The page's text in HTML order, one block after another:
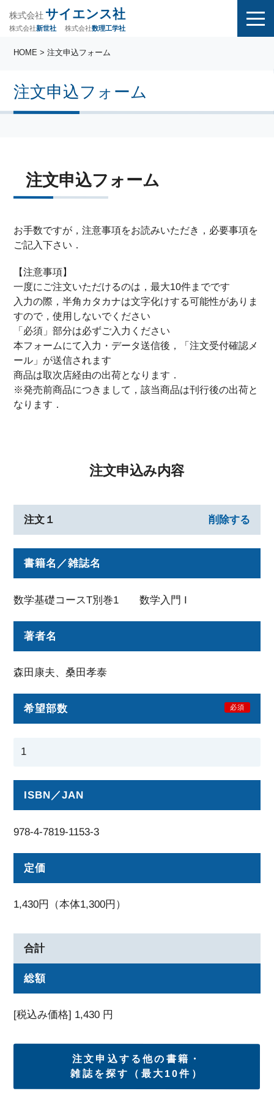
株式会社 サイエンス社
株式会社新世社 株式会社数理工学社
注文申込フォーム
HOME > 注文申込フォーム
注文申込フォーム
お手数ですが，注意事項をお読みいただき，必要事項を
ご記入下さい．
【注意事項】
一度にご注文いただけるのは，最大10件までです
入力の際，半角カタカナは文字化けする可能性がありま
すので，使用しないでください
「必須」部分は必ずご入力ください
本フォームにて入力・データ送信後，「注文受付確認メ
ール」が送信されます
商品は取次店経由の出荷となります．
※発売前商品につきまして，該当商品は刊行後の出荷と
なります．
注文申込み内容
注文１ 削除する
書籍名／雑誌名
数学基礎コースT別巻1 数学入門 I
著者名
森田康夫、桑田孝泰
希望部数 必須
ISBN／JAN
978-4-7819-1153-3
定価
1,430円（本体1,300円）
合計
総額
[税込み価格] 1,430 円
注文申込する他の書籍・
雑誌を探す（最大10件）